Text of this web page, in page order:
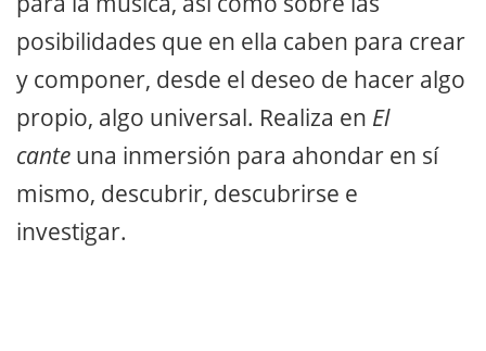
posibilidades que en ella caben para crear
y componer, desde el deseo de hacer algo
propio, algo universal. Realiza en El
cante una inmersión para ahondar en sí
mismo, descubrir, descubrirse e
investigar.